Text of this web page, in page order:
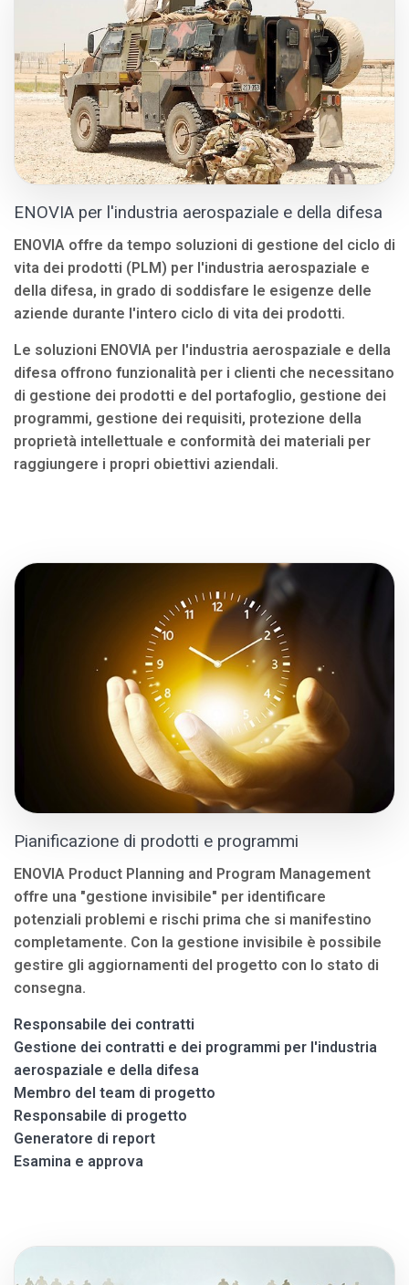
ENOVIA per l'industria aerospaziale e della difesa
ENOVIA offre da tempo soluzioni di gestione del ciclo di
vita dei prodotti (PLM) per l'industria aerospaziale e
della difesa, in grado di soddisfare le esigenze delle
aziende durante l'intero ciclo di vita dei prodotti.
Le soluzioni ENOVIA per l'industria aerospaziale e della
difesa offrono funzionalità per i clienti che necessitano
di gestione dei prodotti e del portafoglio, gestione dei
programmi, gestione dei requisiti, protezione della
proprietà intellettuale e conformità dei materiali per
raggiungere i propri obiettivi aziendali.
Pianificazione di prodotti e programmi
ENOVIA Product Planning and Program Management
offre una "gestione invisibile" per identificare
potenziali problemi e rischi prima che si manifestino
completamente. Con la gestione invisibile è possibile
gestire gli aggiornamenti del progetto con lo stato di
consegna.
Responsabile dei contratti
Gestione dei contratti e dei programmi per l'industria
aerospaziale e della difesa
Membro del team di progetto
Responsabile di progetto
Generatore di report
Esamina e approva